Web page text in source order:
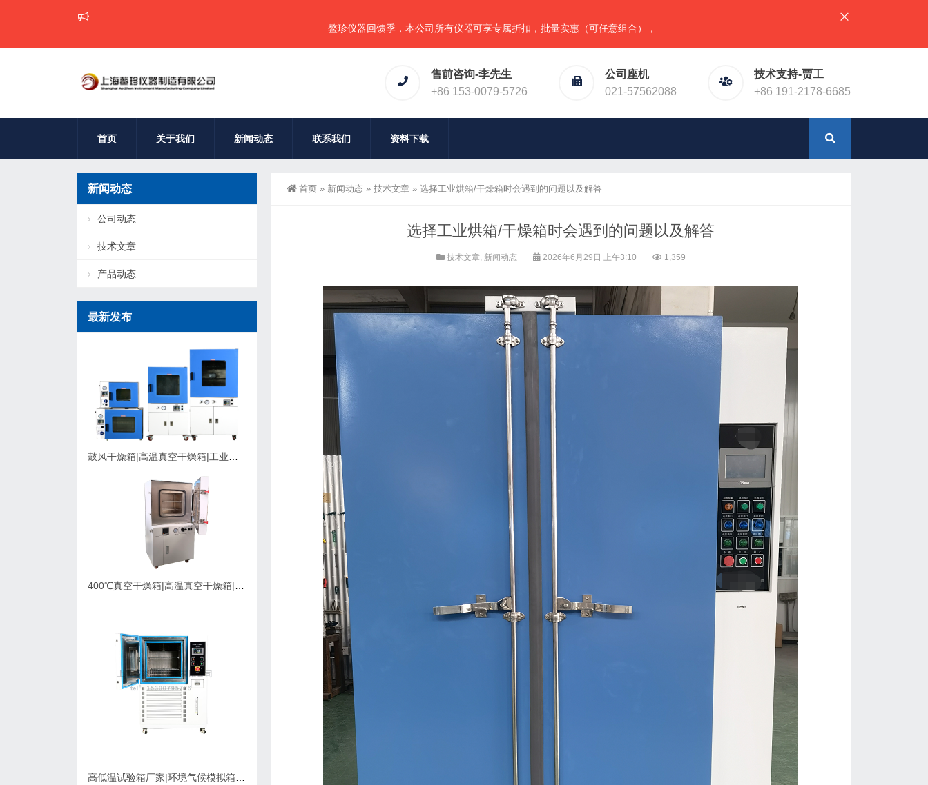
鳌珍仪器回馈季，本公司所有仪器可享专属折扣，批量实惠（可任意组合），详情请直接联系官网预留电话！或加微信（同手机号）
售前咨询-李先生
+86 153-0079-5726
公司座机
021-57562088
技术支持-贾工
+86 191-2178-6685
首页 关于我们 新闻动态 联系我们 资料下载
首页 » 新闻动态 » 技术文章 » 选择工业烘箱/干燥箱时会遇到的问题以及解答
选择工业烘箱/干燥箱时会遇到的问题以及解答
技术文章, 新闻动态 2026年6月29日 上午3:10 1,359
新闻动态
公司动态
技术文章
产品动态
最新发布